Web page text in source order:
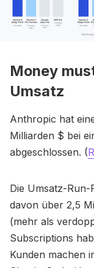
Money
Umsatz
Anthropic hat
Milliarden $ bei
abgeschlossen. (
Die Umsatz-Run-
davon über 2,5
(mehr als
Subscriptions
Kunden machen